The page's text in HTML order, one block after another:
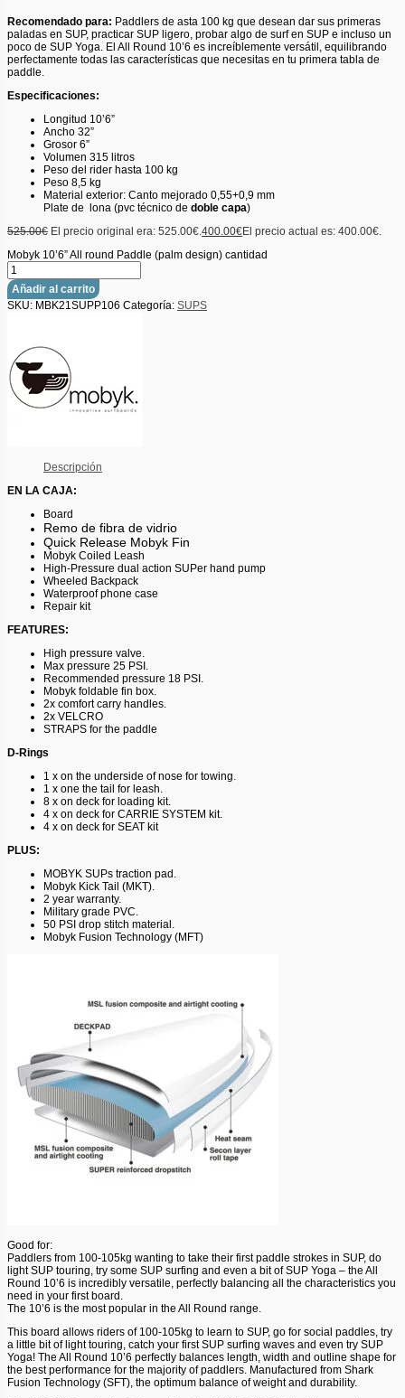
Recomendado para: Paddlers de asta 100 kg que desean dar sus primeras
paladas en SUP, practicar SUP ligero, probar algo de surf en SUP e incluso un
poco de SUP Yoga. El All Round 10’6 es increíblemente versátil, equilibrando
perfectamente todas las características que necesitas en tu primera tabla de
paddle.
Especificaciones:
Longitud 10’6”
Ancho 32”
Grosor 6”
Volumen 315 litros
Peso del rider hasta 100 kg
Peso 8,5 kg
Material exterior: Canto mejorado 0,55+0,9 mm
Plate de lona (pvc técnico de doble capa)
525.00€ El precio original era: 525.00€. 400.00€El precio actual es: 400.00€.
Mobyk 10’6” All round Paddle (palm design) cantidad
Añadir al carrito
SKU: MBK21SUPP106 Categoría: SUPS
Descripción
EN LA CAJA:
Board
Remo de fibra de vidrio
Quick Release Mobyk Fin
Mobyk Coiled Leash
High-Pressure dual action SUPer hand pump
Wheeled Backpack
Waterproof phone case
Repair kit
FEATURES:
High pressure valve.
Max pressure 25 PSI.
Recommended pressure 18 PSI.
Mobyk foldable fin box.
2x comfort carry handles.
2x VELCRO
STRAPS for the paddle
D-Rings
1 x on the underside of nose for towing.
1 x one the tail for leash.
8 x on deck for loading kit.
4 x on deck for CARRIE SYSTEM kit.
4 x on deck for SEAT kit
PLUS:
MOBYK SUPs traction pad.
Mobyk Kick Tail (MKT).
2 year warranty.
Military grade PVC.
50 PSI drop stitch material.
Mobyk Fusion Technology (MFT)
Good for:
Paddlers from 100-105kg wanting to take their first paddle strokes in SUP, do
light SUP touring, try some SUP surfing and even a bit of SUP Yoga – the All
Round 10’6 is incredibly versatile, perfectly balancing all the characteristics you
need in your first board.
The 10’6 is the most popular in the All Round range.
This board allows riders of 100-105kg to learn to SUP, go for social paddles, try
a little bit of light touring, catch your first SUP surfing waves and even try SUP
Yoga! The All Round 10’6 perfectly balances length, width and outline shape for
the best performance for the majority of paddlers. Manufactured from Shark
Fusion Technology (SFT), the optimum balance of weight and durability.